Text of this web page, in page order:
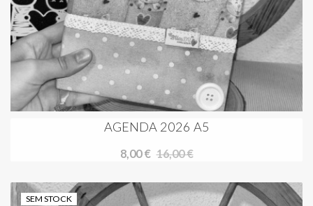
AGENDA 2026 A5
8,00 € 16,00 €
SEM STOCK